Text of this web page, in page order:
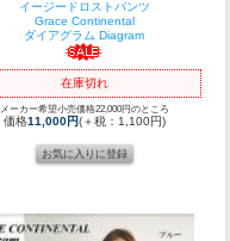
イージードロストパンツ
Grace Continental
ダイアグラム Diagram
在庫切れ
メーカー希望小売価格22,000円のところ
価格11,000円(＋税：1,100円)